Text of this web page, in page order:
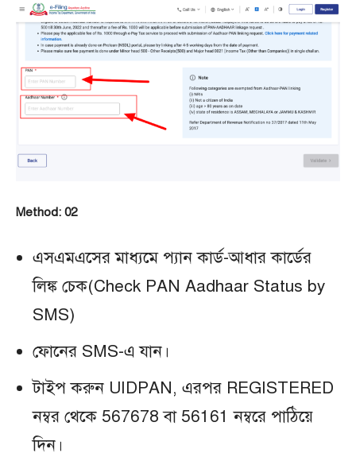
Method: 02
এসএমএসের মাধ্যমে প্যান কার্ড-আধার কার্ডের
লিঙ্ক চেক(Check PAN Aadhaar Status by
SMS)
ফোনের SMS-এ যান।
টাইপ করুন UIDPAN, এরপর REGISTERED
নম্বর থেকে 567678 বা 56161 নম্বরে পাঠিয়ে
দিন।